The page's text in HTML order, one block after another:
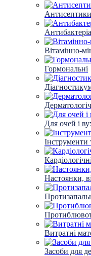
Антисептики
Вітамінно-
Гормональні
Для очей і
Інструменти
Кардіологічні
Настоянки,
Витратні
Засоби для